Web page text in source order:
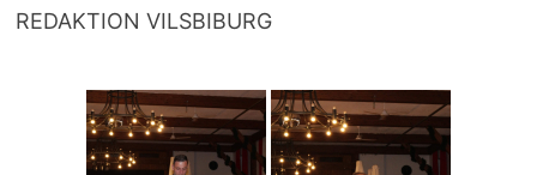
REDAKTION VILSBIBURG